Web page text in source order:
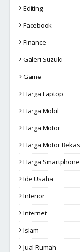
Editing
Facebook
Finance
Galeri Suzuki
Game
Harga Laptop
Harga Mobil
Harga Motor
Harga Motor Bekas
Harga Smartphone
Ide Usaha
Interior
Internet
Islam
Jual Rumah